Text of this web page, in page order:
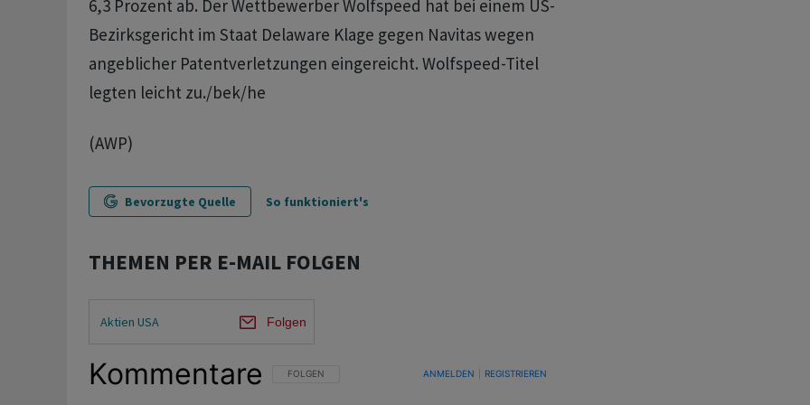
6,3 Prozent ab. Der Wettbewerber Wolfspeed hat bei einem US-
Bezirksgericht im Staat Delaware Klage gegen Navitas wegen
angeblicher Patentverletzungen eingereicht. Wolfspeed-Titel
legten leicht zu./bek/he
(AWP)
Bevorzugte Quelle So funktioniert's
THEMEN PER E-MAIL FOLGEN
Aktien USA Folgen
Kommentare FOLGE DIESER UNTERHALTUNG, UM BENACHRICHTIGT ZU WERDEN, WENN NEUE KOMMENTARE VERÖFFENTLICHT
FOLGEN ANMELDEN REGISTRIEREN